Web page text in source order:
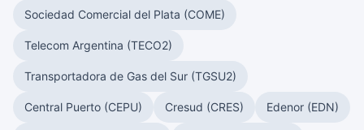
Sociedad Comercial del Plata (COME)
Telecom Argentina (TECO2)
Transportadora de Gas del Sur (TGSU2)
Central Puerto (CEPU) Cresud (CRES) Edenor (EDN)